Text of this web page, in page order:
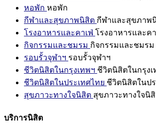
หอพัก หอพัก
กีฬาและสุขภาพนิสิต กีฬาและสุขภาพ
โรงอาหารและคาเฟ่ โรงอาหารและคา
กิจกรรมและชมรม กิจกรรมและชมรม
รอบรั้วจุฬาฯ รอบรั้วจุฬาฯ
ชีวิตนิสิตในกรุงเทพฯ ชีวิตนิสิตในกรุงเ
ชีวิตนิสิตในประเทศไทย ชีวิตนิสิตในป
สุขภาวะทางใจนิสิต สุขภาวะทางใจนิ
บริการนิสิต